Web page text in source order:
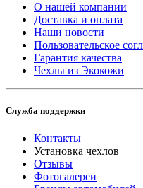
О нашей компании
Доставка и оплата
Наши новости
Пользовательское
Гарантия качества
Чехлы из Экокожи
Служба поддержки
Контакты
Установка чехлов
Отзывы
Фотогалереи